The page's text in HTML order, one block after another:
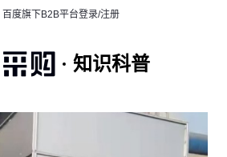
度旗下B2B平台登录/注册
知识科普